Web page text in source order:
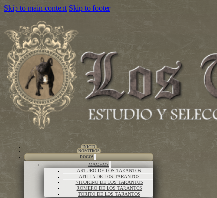
Skip to main content Skip to footer
INICIO
NOSOTROS
DOGOS
MACHOS
ARTURO DE LOS TARANTOS
ATILLA DE LOS TARANTOS
VITORINO DE LOS TARANTOS
ROMERO DE LOS TARANTOS
TORITO DE LOS TARANTOS